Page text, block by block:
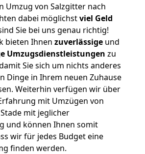
Umzug von Salzgitter nach
dabei möglichstviel Geld
Sie bei uns genau richtig!
bieten Ihnen zuverlässige und
Umzugsdienstleistungen zu
Sie sich um nichts anderes
Dinge in Ihrem neuen Zuhause
Weiterhin verfügen wir über
mit Umzügen von
mit jeglicher
und können Ihnen somit
wir für jedes Budget eine
finden werden.